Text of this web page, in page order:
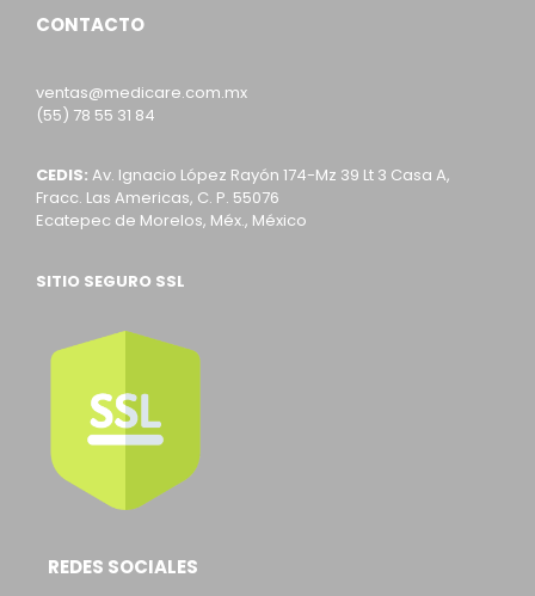
CONTACTO
ventas@medicare.com.mx
(55) 78 55 31 84
CEDIS: Av. Ignacio López Rayón 174-Mz 39 Lt 3 Casa A,
Fracc. Las Americas, C. P. 55076
Ecatepec de Morelos, Méx., México
SITIO SEGURO SSL
REDES SOCIALES